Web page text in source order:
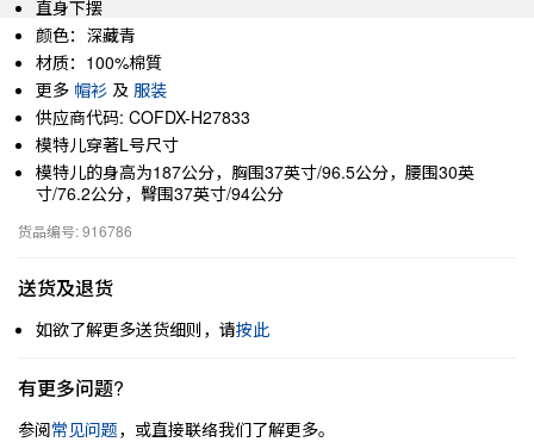
直身下摆
颜色：深藏青
材质：100%棉質
更多 帽衫 及 服装
供应商代码: COFDX-H27833
模特儿穿著L号尺寸
模特儿的身高为187公分，胸围37英寸/96.5公分，腰围30英
寸/76.2公分，臀围37英寸/94公分
货品编号: 916786
送货及退货
如欲了解更多送货细则，请按此
有更多问题?
参阅常见问题，或直接联络我们了解更多。